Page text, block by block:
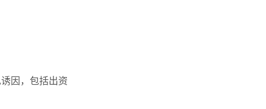
因，包括出资